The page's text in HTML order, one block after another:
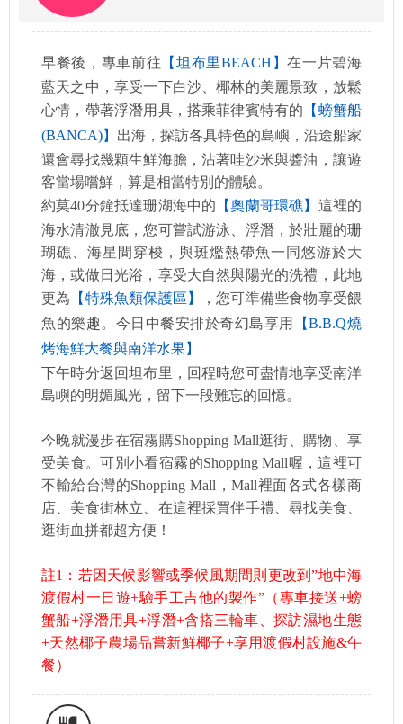
早餐後，專車前往 【坦布里BEACH】在一片碧海
藍天之中，享受一下白沙、椰林的美麗景致，放鬆
心情，帶著浮潛用具，搭乘菲律賓特有的 【螃蟹船
(BANCA)】 出海，探訪各具特色的島嶼，沿途船家
還會尋找幾顆生鮮海膽，沾著哇沙米與醬油，讓遊
客當場嚐鮮，算是相當特別的體驗。
約莫40分鐘抵達珊湖海中的 【奧蘭哥環礁】 這裡的
海水清澈見底，您可嘗試游泳、浮潛，於壯麗的珊
瑚礁、海星間穿梭，與斑爁熱帶魚一同悠游於大
海，或做日光浴，享受大自然與陽光的洗禮，此地
更為 【特殊魚類保護區】
，您可準備些食物享受餵
魚的樂趣。今日中餐安排於奇幻島享用
【B.B.Q燒
烤海鮮大餐與南洋水果】
下午時分返回坦布里，回程時您可盡情地享受南洋
島嶼的明媚風光，留下一段難忘的回憶。
今晚就漫步在宿霧購Shopping Mall逛街、購物、享
受美食。可別小看宿霧的Shopping Mall喔，這裡可
不輸給台灣的Shopping Mall，Mall裡面各式各樣商
店、美食街林立、在這裡採買伴手禮、尋找美食、
逛街血拼都超方便！
註1：若因天候影響或季候風期間則更改到”地中海
渡假村一日遊+驗手工吉他的製作”（專車接送+螃
蟹船+浮潛用具+浮潛+含搭三輪車、探訪濕地生態
+天然椰子農場品嘗新鮮椰子+享用渡假村設施&午
餐）